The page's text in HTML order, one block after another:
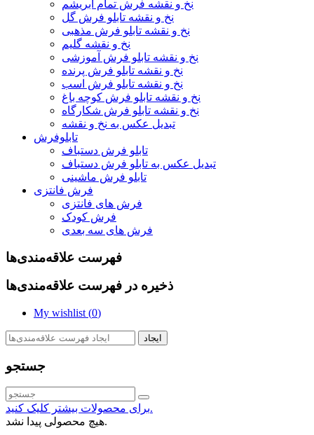
نخ و نقشه فرش تمام ابریشم
نخ و نقشه تابلو فرش گل
نخ و نقشه تابلو فرش مذهبی
نخ و نقشه گلیم
نخ و نقشه تابلو فرش آموزشی
نخ و نقشه تابلو فرش پرنده
نخ و نقشه تابلو فرش اسب
نخ و نقشه تابلو فرش کوچه باغ
نخ و نقشه تابلو فرش شکارگاه
تبدیل عکس به نخ و نقشه
تابلوفرش
تابلو فرش دستباف
تبدیل عکس به تابلو فرش دستباف
تابلو فرش ماشینی
فرش فانتزی
فرش های فانتزی
فرش کودک
فرش های سه بعدی
فهرست علاقه‌مندی‌ها
ذخیره در فهرست علاقه‌مندی‌ها
My wishlist (0)
ایجاد
جستجو
برای محصولات بیشتر کلیک کنید.
هیچ محصولی پیدا نشد.